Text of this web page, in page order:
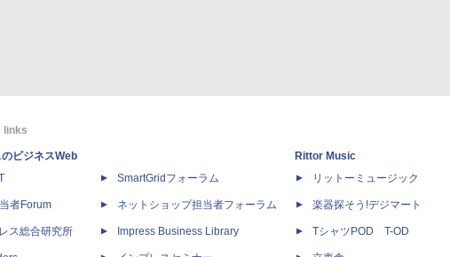
links
ビジネスWeb
者Forum
ス総合研究所
SmartGridフォーラム
ネットショップ担当者フォーラム
Impress Business Library
Rittor Music
リットーミュージック
楽器探そう!デジマート
TシャツPOD T-OD